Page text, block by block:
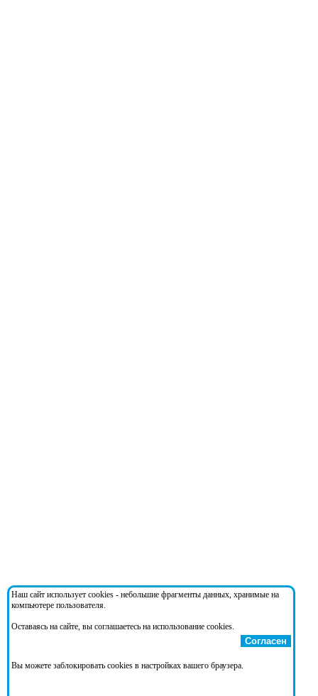
Наш сайт использует cookies - небольшие фрагменты данных, хранимые на
компьютере пользователя.
Оставаясь на сайте, вы соглашаетесь на использование cookies.
Согласен
Вы можете заблокировать cookies в настройках вашего браузера.